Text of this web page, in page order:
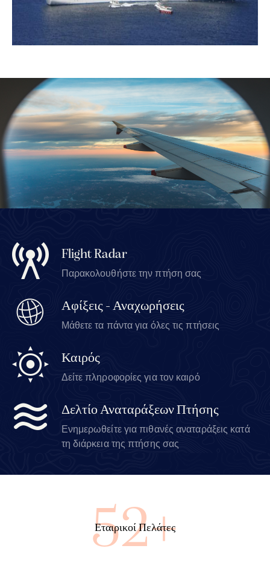
Flight Radar
Παρακολουθήστε την πτήση σας
Αφίξεις - Αναχωρήσεις
Μάθετε τα πάντα για όλες τις πτήσεις
Καιρός
Δείτε πληροφορίες για τον καιρό
Δελτίο Αναταράξεων Πτήσης
Ενημερωθείτε για πιθανές αναταράξεις κατά
τη διάρκεια της πτήσης σας
95+
Εταιρικοί Πελάτες